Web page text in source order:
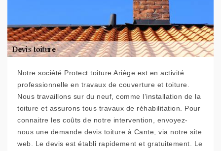
Notre société Protect toiture Ariège est en activité
professionnelle en travaux de couverture et toiture.
Nous travaillons sur du neuf, comme l’installation de la
toiture et assurons tous travaux de réhabilitation. Pour
connaitre les coûts de notre intervention, envoyez-
nous une demande devis toiture à Cante, via notre site
web. Le devis est établi rapidement et gratuitement. Le